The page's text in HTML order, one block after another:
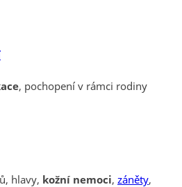
, pochopení v rámci rodiny
hlavy, kožní nemoci, záněty,